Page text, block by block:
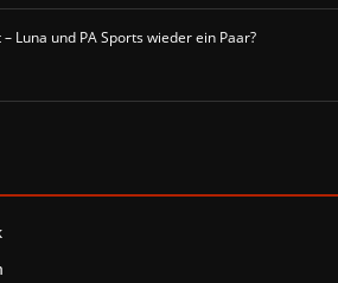
Luna und PA Sports wieder ein Paar?